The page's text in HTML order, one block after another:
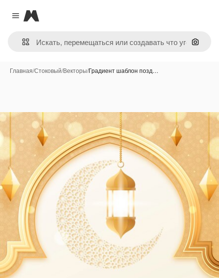
Close menu
Magnific
Поиск
Главная/Стоковый/Векторы/Градиент шаблон позд…